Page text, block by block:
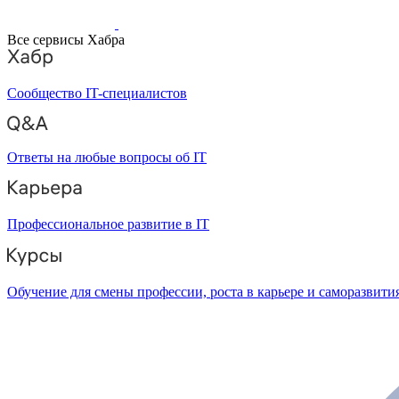
Все сервисы Хабра
Сообщество IT-специалистов
Ответы на любые вопросы об IT
Профессиональное развитие в IT
Обучение для смены профессии, роста в карьере и